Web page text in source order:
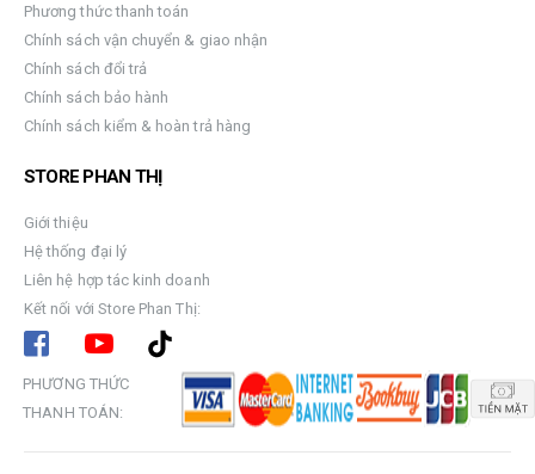
Phương thức thanh toán
Chính sách vận chuyển & giao nhận
Chính sách đổi trả
Chính sách bảo hành
Chính sách kiểm & hoàn trả hàng
STORE PHAN THỊ
Giới thiệu
Hệ thống đại lý
Liên hệ hợp tác kinh doanh
Kết nối với Store Phan Thị:
PHƯƠNG THỨC
THANH TOÁN: